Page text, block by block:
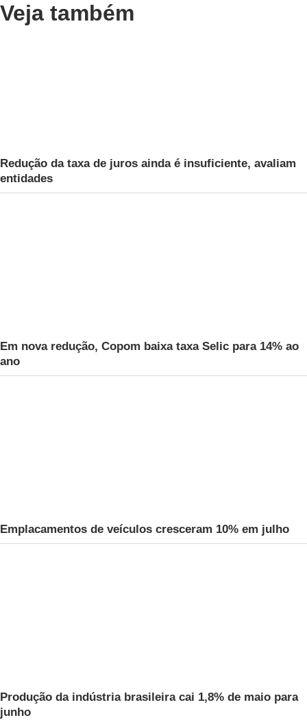
Veja também
Redução da taxa de juros ainda é insuficiente, avaliam
entidades
Em nova redução, Copom baixa taxa Selic para 14% ao
ano
Emplacamentos de veículos cresceram 10% em julho
Produção da indústria brasileira cai 1,8% de maio para
junho